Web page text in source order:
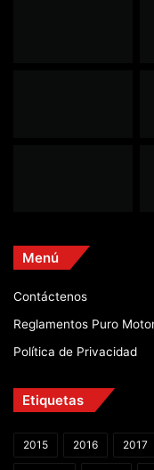
Menú
Contáctenos
Reglamentos Puro
Política de Privacidad
Etiquetas
2015 2016 2017